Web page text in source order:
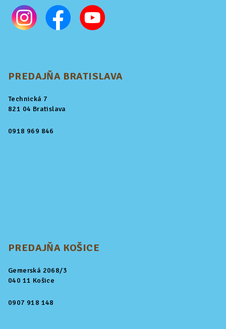
PREDAJŇA BRATISLAVA
Technická 7
821 04 Bratislava
0918 969 846
PREDAJŇA KOŠICE
Gemerská 2068/3
040 11 Košice
0907 918 148